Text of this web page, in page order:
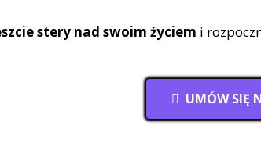
stery nad swoim życiem i
UMÓW SIĘ